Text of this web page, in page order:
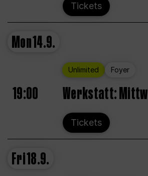
Tickets
Mon14.9.
Unlimited Foyer
19:00 Werkstatt:
Tickets
Fri18.9.